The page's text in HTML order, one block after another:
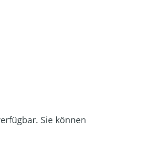
Sie können